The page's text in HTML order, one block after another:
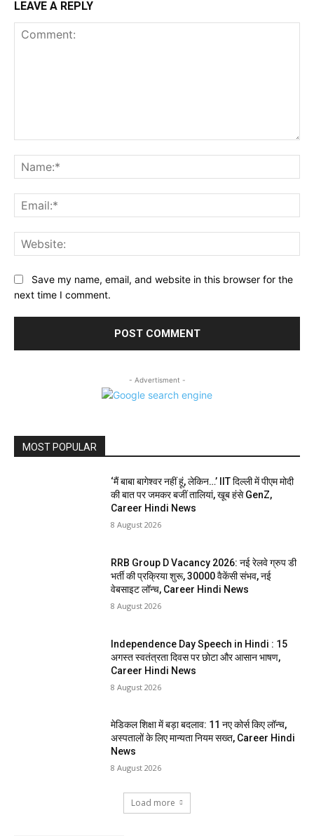
LEAVE A REPLY
Save my name, email, and website in this browser for the
next time I comment.
- Advertisment -
MOST POPULAR
‘मैं बाबा बागेश्वर नहीं हूं, लेकिन…’ IIT दिल्ली में पीएम मोदी
की बात पर जमकर बजीं तालियां, खूब हंसे GenZ,
Career Hindi News
8 August 2026
RRB Group D Vacancy 2026: नई रेलवे ग्रुप डी
भर्ती की प्रक्रिया शुरू, 30000 वैकेंसी संभव, नई
वेबसाइट लॉन्च, Career Hindi News
8 August 2026
Independence Day Speech in Hindi : 15
अगस्त स्वतंत्रता दिवस पर छोटा और आसान भाषण,
Career Hindi News
8 August 2026
मेडिकल शिक्षा में बड़ा बदलाव: 11 नए कोर्स किए लॉन्च,
अस्पतालों के लिए मान्यता नियम सख्त, Career Hindi
News
8 August 2026
Load more